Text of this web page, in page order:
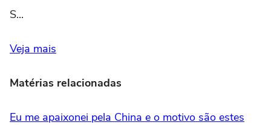
S...
Veja mais
Matérias relacionadas
Eu me apaixonei pela China e o motivo são estes